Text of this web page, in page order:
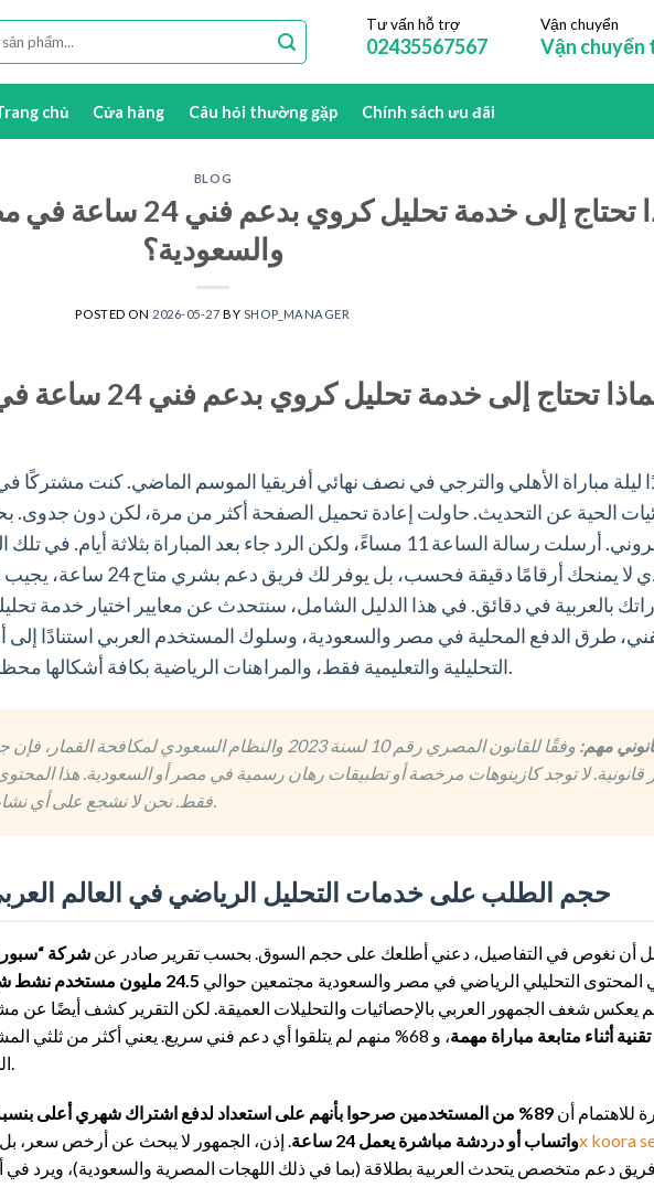
Tư vấn hỗ trợ
02435567567
Vận chuyển
Vận chuyển
chủ Cửa hàng Câu hỏi thường gặp Chính sách ưu đãi
BLOG
والسعودية؟
POSTED ON 2026-05-27 BY SHOP_MANAGER
ليلة مباراة الأهلي والترجي في نصف نهائي أفريقيا الموسم الماضي. كنت مشتركًا
الحية عن التحديث. حاولت إعادة تحميل الصفحة أكثر من مرة، لكن دون
بريد إلكتروني. أرسلت رسالة الساعة 11 مساءً، ولكن الرد جاء بعد المباراة
بالعربية في دقائق. في هذا الدليل الشامل، سنتحدث عن معايير اختيار خدمة
طرق الدفع المحلية في مصر والسعودية، وسلوك المستخدم العربي استنادًا إلى
التحليلية والتعليمية فقط، والمراهنات الرياضية بكافة أشكالها محظورة في مصر والسعودية بموجب القانون.
مهم:
وفقًا للقانون المصري رقم 10 لسنة 2023 والنظام السعودي
قانونية. لا توجد كازينوهات مرخصة أو تطبيقات رهان رسمية في مصر أو السعودية. هذا
فقط. نحن لا نشجع على أي نشاط يتعارض مع الشريعة أو القوانين المحلية.
حجم الطلب على خدمات التحليل الرياضي في العالم العربي:
أن نغوص في التفاصيل، دعني أطلعك على حجم السوق. بحسب تقرير صادر عن شركة
التحليلي الرياضي في مصر والسعودية مجتمعين حوالي 24.5 مليون مستخدم نشط شهريًا
يعكس شغف الجمهور العربي بالإحصائيات والتحليلات العميقة. لكن التقرير كشف أيضًا عن
أثناء متابعة مباراة مهمة
، و 68% منهم لم يتلقوا أي دعم فني سريع. يعني أكثر من
الخدمات التي توفر دعمًا فنيًا على مدار الساعة.
للاهتمام أن
واتساب أو دردشة مباشرة يعمل 24 ساعة
. إذن، الجمهور لا يبحث عن أرخص سعر، بل 1x koora